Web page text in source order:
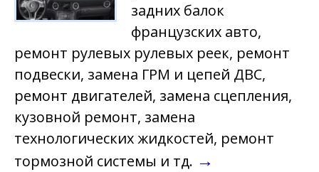
задних балок
французских авто,
ремонт рулевых рулевых реек, ремонт
подвески, замена ГРМ и цепей ДВС,
ремонт двигателей, замена сцепления,
кузовной ремонт, замена
технологических жидкостей, ремонт
тормозной системы и тд. →